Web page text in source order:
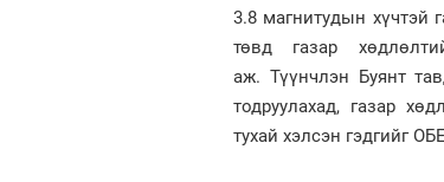
3.8 магнитудын хүчтэй
төвд газар
аж. Түүнчлэн Буянт
тодруулахад, газар
тухай хэлсэн гэдгийг